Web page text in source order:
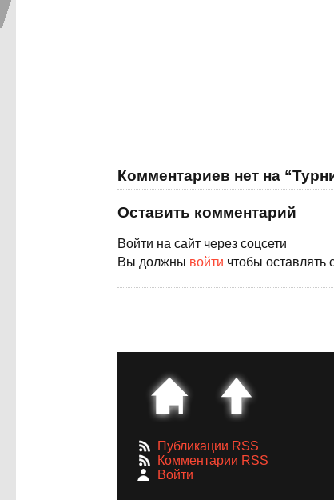
Комментариев нет на
Оставить комментарий
Войти на сайт через соцсети
Вы должны войти чтобы оставлять
Публикации RSS
Комментарии RSS
Войти